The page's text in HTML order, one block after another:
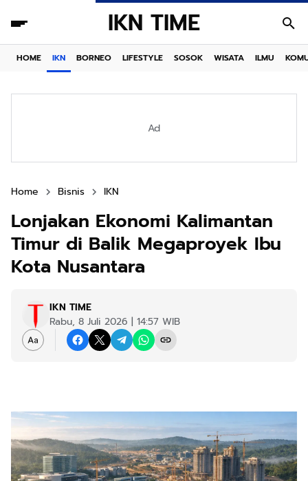
IKN TIME
HOME IKN BORNEO LIFESTYLE SOSOK WISATA ILMU
Ad
Home Bisnis IKN
Lonjakan Ekonomi Kalimantan
Timur di Balik Megaproyek Ibu
Kota Nusantara
IKN TIME
Rabu, 8 Juli 2026 | 14:57 WIB